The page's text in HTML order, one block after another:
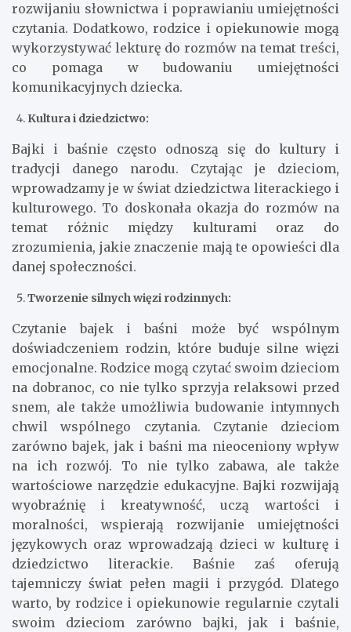
rozwijaniu słownictwa i poprawianiu umiejętności
czytania. Dodatkowo, rodzice i opiekunowie mogą
wykorzystywać lekturę do rozmów na temat treści,
co pomaga w budowaniu umiejętności
komunikacyjnych dziecka.
Kultura i dziedzictwo:
Bajki i baśnie często odnoszą się do kultury i
tradycji danego narodu. Czytając je dzieciom,
wprowadzamy je w świat dziedzictwa literackiego i
kulturowego. To doskonała okazja do rozmów na
temat różnic między kulturami oraz do
zrozumienia, jakie znaczenie mają te opowieści dla
danej społeczności.
Tworzenie silnych więzi rodzinnych:
Czytanie bajek i baśni może być wspólnym
doświadczeniem rodzin, które buduje silne więzi
emocjonalne. Rodzice mogą czytać swoim dzieciom
na dobranoc, co nie tylko sprzyja relaksowi przed
snem, ale także umożliwia budowanie intymnych
chwil wspólnego czytania. Czytanie dzieciom
zarówno bajek, jak i baśni ma nieoceniony wpływ
na ich rozwój. To nie tylko zabawa, ale także
wartościowe narzędzie edukacyjne. Bajki rozwijają
wyobraźnię i kreatywność, uczą wartości i
moralności, wspierają rozwijanie umiejętności
językowych oraz wprowadzają dzieci w kulturę i
dziedzictwo literackie. Baśnie zaś oferują
tajemniczy świat pełen magii i przygód. Dlatego
warto, by rodzice i opiekunowie regularnie czytali
swoim dzieciom zarówno bajki, jak i baśnie,